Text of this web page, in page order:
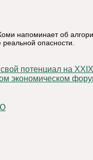
напоминает об
опасности.
экономическом